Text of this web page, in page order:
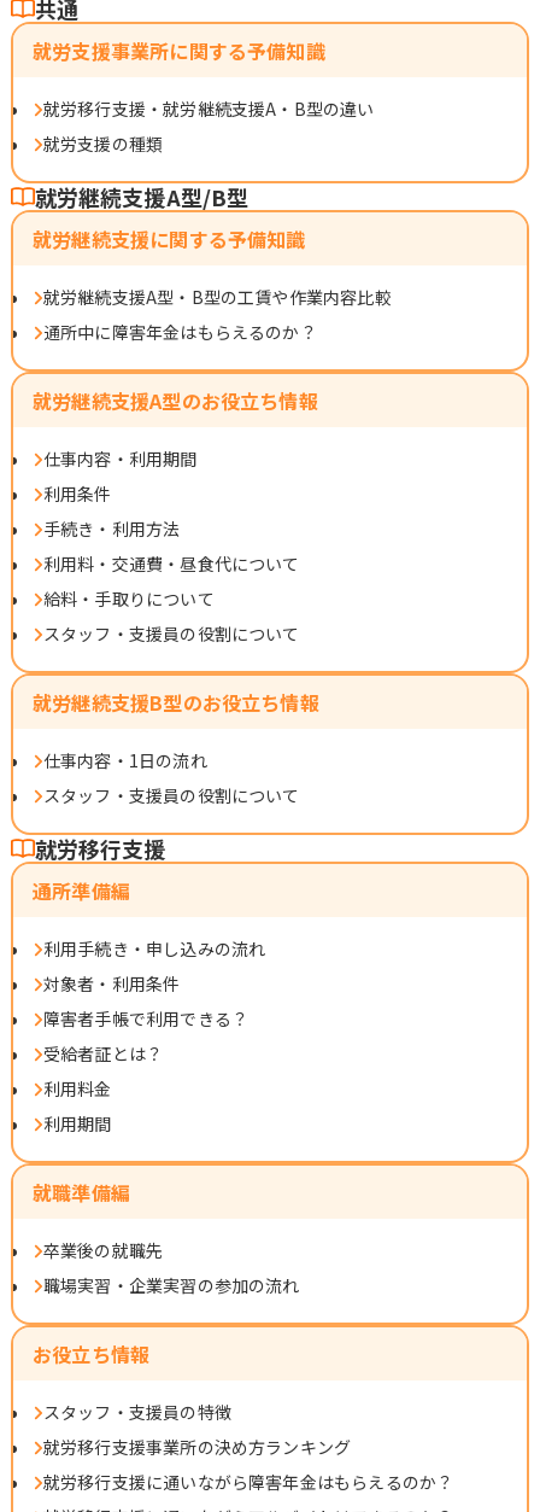
共通
就労支援事業所に関する予備知識
就労移行支援・就労継続支援A・B型の違い
就労支援の種類
就労継続支援A型/B型
就労継続支援に関する予備知識
就労継続支援A型・B型の工賃や作業内容比較
通所中に障害年金はもらえるのか？
就労継続支援A型のお役立ち情報
仕事内容・利用期間
利用条件
手続き・利用方法
利用料・交通費・昼食代について
給料・手取りについて
スタッフ・支援員の役割について
就労継続支援B型のお役立ち情報
仕事内容・1日の流れ
スタッフ・支援員の役割について
就労移行支援
通所準備編
利用手続き・申し込みの流れ
対象者・利用条件
障害者手帳で利用できる？
受給者証とは？
利用料金
利用期間
就職準備編
卒業後の就職先
職場実習・企業実習の参加の流れ
お役立ち情報
スタッフ・支援員の特徴
就労移行支援事業所の決め方ランキング
就労移行支援に通いながら障害年金はもらえるのか？